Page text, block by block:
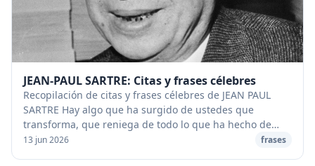
JEAN-PAUL SARTRE: Citas y frases célebres
Recopilación de citas y frases célebres de JEAN PAUL
SARTRE Hay algo que ha surgido de ustedes que
transforma, que reniega de todo lo que ha hecho de
nuestra sociedad lo que es: se trata de lo que lla...
13 jun 2026 frases